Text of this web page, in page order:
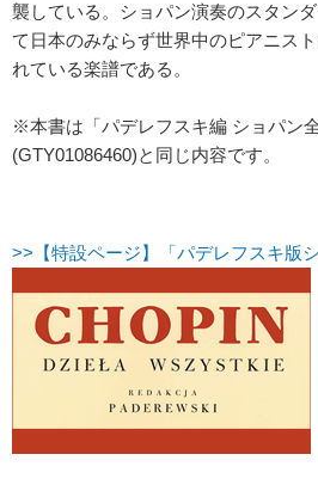
襲している。ショパン演奏のスタン
て日本のみならず世界中のピアニス
れている楽譜である。
※本書は「パデレフスキ編 ショパン
(GTY01086460)と同じ内容です。
>>【特設ページ】「パデレフスキ版